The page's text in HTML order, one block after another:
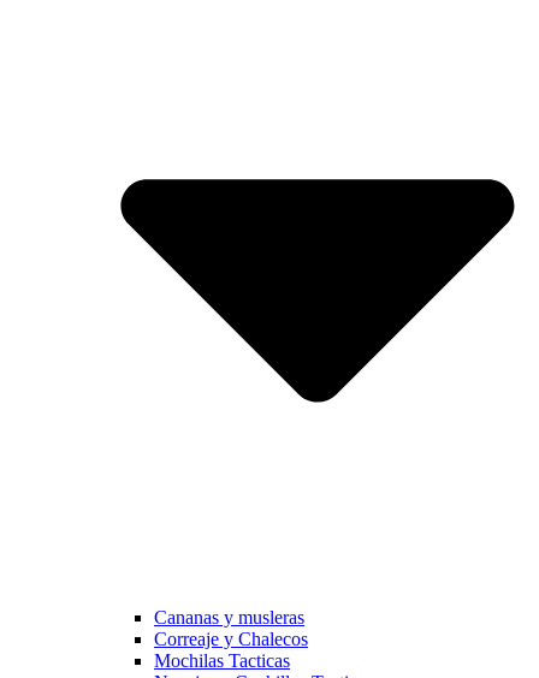
Cananas y musleras
Correaje y Chalecos
Mochilas Tacticas